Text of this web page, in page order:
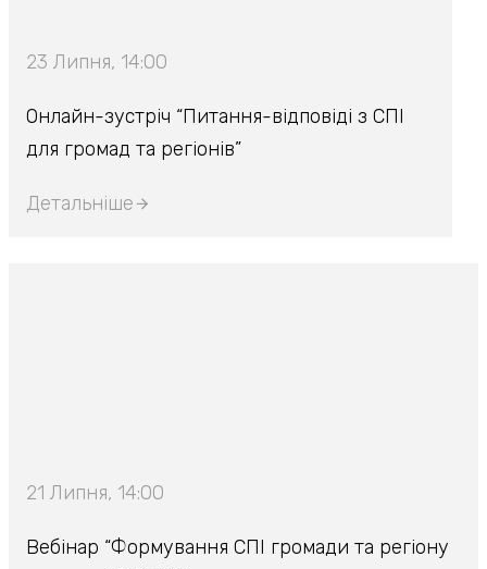
23 Липня, 14:00
Онлайн-зустріч “Питання-відповіді з СПІ
для громад та регіонів”
Детальніше
21 Липня, 14:00
Вебінар “Формування СПІ громади та регіону